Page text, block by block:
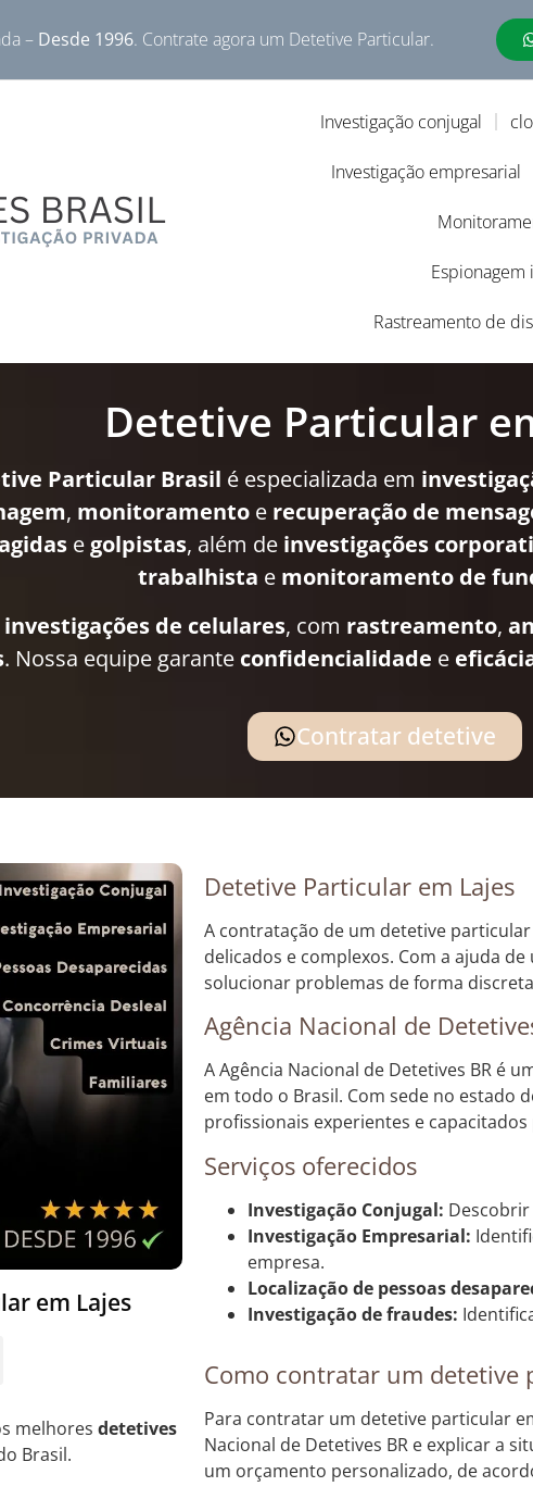
– Desde 1996. Contrate agora um Detetive Particular.
Investigação conjugal
Investigação empresarial
Espionagem
Rastreamento de
Detetive Particular
Particular Brasil é especializada em
, monitoramentoe recuperação de
e golpistas, além de investigações
trabalhista e monitoramento de
investigações de celulares, com rastreamento,
. Nossa equipe garante confidencialidade e
Contratar detetive
em Lajes
melhores detetives
Brasil.
Detetive Particular em Lajes
A contratação de um detetive
delicados e complexos. Com a ajuda
solucionar problemas de forma
Agência Nacional de
A Agência Nacional de Detetives BR é
em todo o Brasil. Com sede no estado
profissionais experientes e
Serviços oferecidos
Investigação Conjugal:
Investigação Empresarial:
empresa.
Localização de pessoas
Investigação de fraudes:
Como contratar um detetive
Para contratar um detetive particular
Nacional de Detetives BR e explicar a
um orçamento personalizado, de